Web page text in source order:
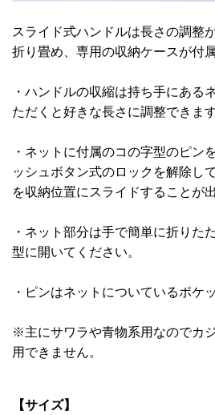
スライド式ハンドルは長さの調整
折り畳め、専用の収納ケースが付
・ハンドルの収縮は持ち手にある
ただくと好きな長さに調整できます
・ネットに付属のコの字型のピン
ッシュボタン式のロックを解除し
を収納位置にスライドすることが
・ネット部分は手で簡単に折りた
型に開いてください。
・ピンはネットについているポケ
※主にサワラや青物系用なのでカ
用できません。
【サイズ】